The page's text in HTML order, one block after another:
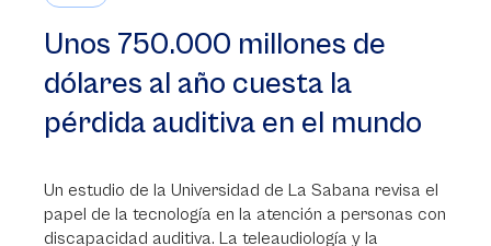
Unos 750.000 millones de
dólares al año cuesta la
pérdida auditiva en el mundo
Un estudio de la Universidad de La Sabana revisa el
papel de la tecnología en la atención a personas con
discapacidad auditiva. La teleaudiología y la